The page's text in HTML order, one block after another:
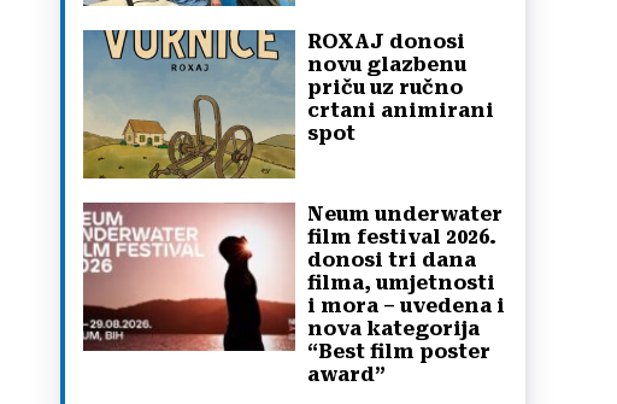
ROXAJ donosi
novu glazbenu
priču uz ručno
crtani animirani
spot
Neum underwater
film festival 2026.
donosi tri dana
filma, umjetnosti
i mora – uvedena i
nova kategorija
“Best film poster
award”